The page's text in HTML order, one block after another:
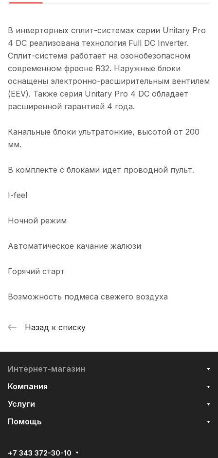
В инверторных сплит-системах серии Unitary Pro
4 DC реализована технология Full DC Inverter.
Сплит-система работает на озонобезопасном
современном фреоне R32. Наружные блоки
оснащены электронно-расширительным вентилем
(EEV). Также серия Unitary Pro 4 DC обладает
расширенной гарантией 4 года.
Канальные блоки ультратонкие, высотой от 200
мм.
В комплекте с блоками идет проводной пульт.
I-feel
Ночной режим
Автоматическое качание жалюзи
Горячий старт
Возможность подмеса свежего воздуха
Назад к списку
Интернет-магазин
Компания
Услуги
Помощь
+7 343 372-30-10